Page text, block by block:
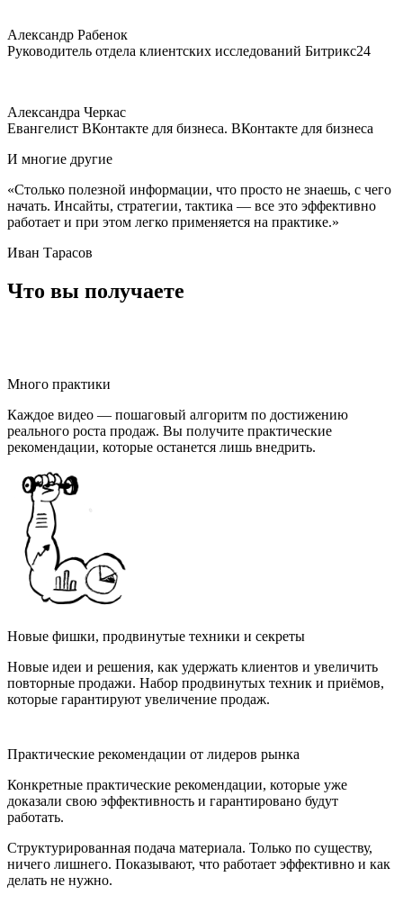
Александр Рабенок
Руководитель отдела клиентских исследований Битрикс24
Александра Черкас
Евангелист ВКонтакте для бизнеса. ВКонтакте для бизнеса
И многие другие
«Столько полезной информации, что просто не знаешь, с чего
начать. Инсайты, стратегии, тактика — все это эффективно
работает и при этом легко применяется на практике.»
Иван Тарасов
Что вы получаете
Много практики
Каждое видео — пошаговый алгоритм по достижению
реального роста продаж. Вы получите практические
рекомендации, которые останется лишь внедрить.
Новые фишки, продвинутые техники и секреты
Новые идеи и решения, как удержать клиентов и увеличить
повторные продажи. Набор продвинутых техник и приёмов,
которые гарантируют увеличение продаж.
Практические рекомендации от лидеров рынка
Конкретные практические рекомендации, которые уже
доказали свою эффективность и гарантировано будут
работать.
Структурированная подача материала. Только по существу,
ничего лишнего. Показывают, что работает эффективно и как
делать не нужно.